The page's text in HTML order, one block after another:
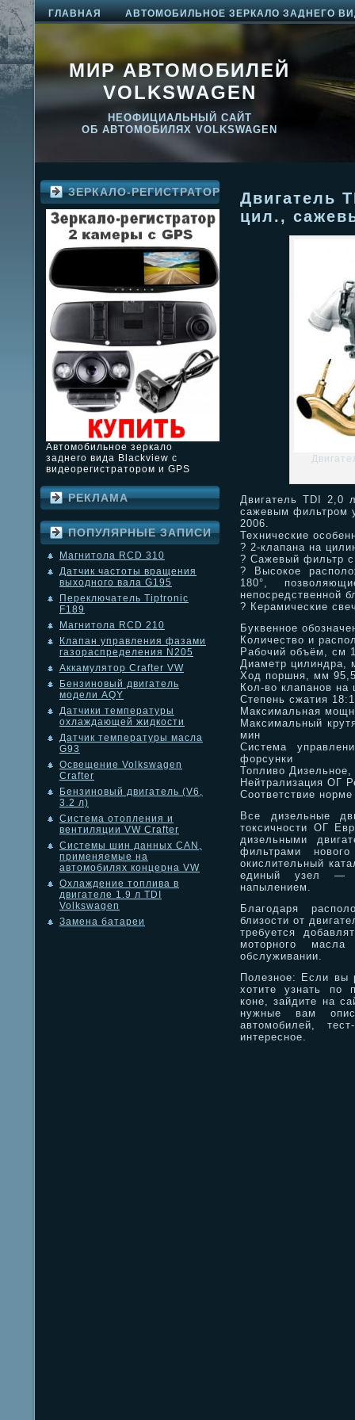
ГЛАВНАЯ АВТОМОБИЛЬНОЕ ЗЕРКАЛО ЗАДНЕГО
МИР АВТОМОБИЛЕЙ
VOLKSWAGEN
НЕОФИЦИАЛЬНЫЙ САЙТ
ОБ АВТОМОБИЛЯХ VOLKSWAGEN
ЗЕРКАЛО-РЕГИСТРАТОР
Автомобильное зеркало
заднего вида Blackview с
видеорегистратором и GPS
РЕКЛАМА
ПОПУЛЯРНЫЕ ЗАПИСИ
Магнитола RCD 310
Датчик частоты вращения
выходного вала G195
Переключатель Tiptronic
F189
Магнитола RCD 210
Клапан управления фазами
газораспределения N205
Аккамулятор Crafter VW
Бензиновый двигатель
модели AQY
Датчики температуры
охлаждающей жидкости
Датчик температуры масла
G93
Освещение Volkswagen
Crafter
Бензиновый двигатель (V6,
3.2 л)
Система отопления и
вентиляции VW Crafter
Системы шин данных CAN,
применяемые на
автомобилях концерна VW
Охлаждение топлива в
двигателе 1.9 л TDI
Volkswagen
Замена батареи
Двигатель
цил.,
Двигатель TDI 2,0
сажевым фильтром
2006.
Технические
? 2-клапана на
? Сажевый фильтр с
? Высокое
180°,
непосредственной
? Керамические
Буквенное
Количество и
Рабочий объём, см
Диаметр цилиндра,
Ход поршня, мм
Кол-во клапанов на
Степень сжатия 18:1
Максимальная
Максимальный
мин
Система
форсунки
Топливо
Нейтрализация ОГ
Соответствие
Все дизельные
токсичности ОГ
дизельными
фильтрами
окислительный
единый узел —
напылением.
Благодаря
близости от
требуется
моторного
обслуживании.
Полезное: Если вы
хотите узнать по
коне, зайдите на
нужные вам
автомобилей,
интересное.